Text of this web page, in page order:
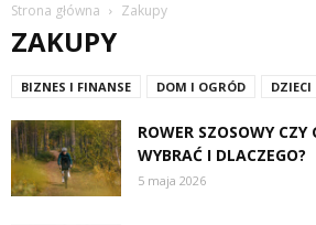
Strona główna Zakupy
ZAKUPY
BIZNES I FINANSE DOM I OGRÓD DZIECI
ROWER SZOSOWY CZY
WYBRAĆ I DLACZEGO?
5 maja 2026